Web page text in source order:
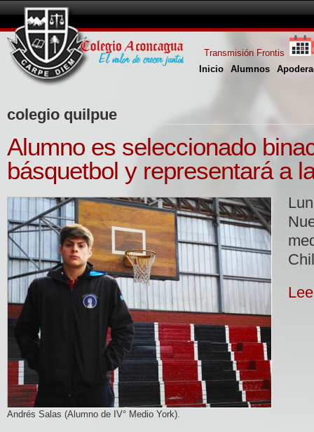
Inicio Alumnos
Transmisión Frontis
colegio quilpue
Alumno es seleccionado
básquetbol y representará a
Andrés Salas (Alumno de IV° Medio York).